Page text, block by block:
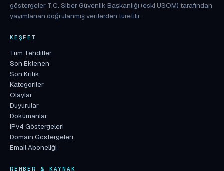
göstergeler T.C. Siber Güvenlik Başkanlığı (eski USOM) tarafından
yayımlanan doğrulanmış verilerden türetilir.
KEŞFET
Tüm Tehditler
Son Eklenen
Son Kritik
Kategoriler
Olaylar
Duyurular
Dokümanlar
IPv4 Göstergeleri
Domain Göstergeleri
Email Aboneliği
REHBER & KAYNAK